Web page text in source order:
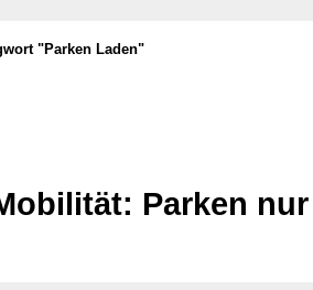
"parken Laden"
Parken